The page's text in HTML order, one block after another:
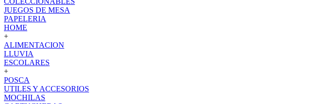
JUEGOS DE MESA
PAPELERIA
HOME
+
ALIMENTACION
LLUVIA
ESCOLARES
+
POSCA
UTILES Y ACCESORIOS
MOCHILAS